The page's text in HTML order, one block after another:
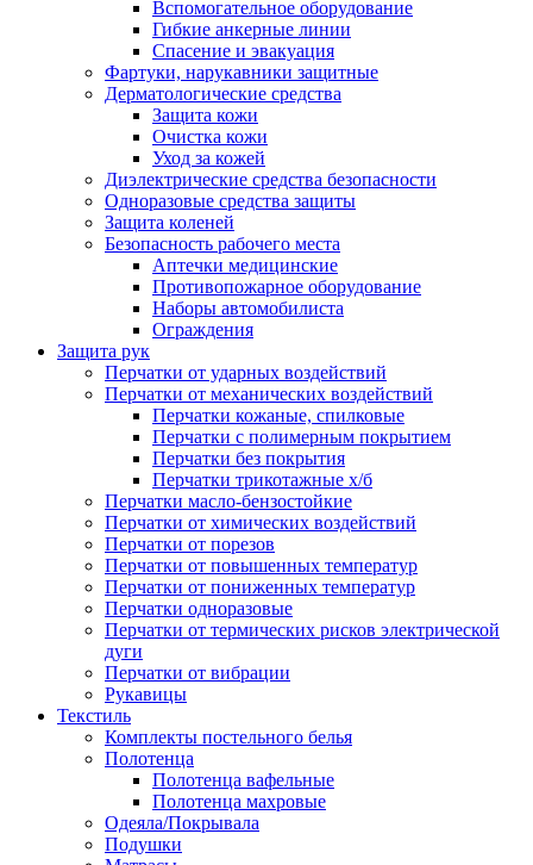
Вспомогательное оборудование
Гибкие анкерные линии
Спасение и эвакуация
Фартуки, нарукавники защитные
Дерматологические средства
Защита кожи
Очистка кожи
Уход за кожей
Диэлектрические средства безопасности
Одноразовые средства защиты
Защита коленей
Безопасность рабочего места
Аптечки медицинские
Противопожарное оборудование
Наборы автомобилиста
Ограждения
Защита рук
Перчатки от ударных воздействий
Перчатки от механических воздействий
Перчатки кожаные, спилковые
Перчатки с полимерным покрытием
Перчатки без покрытия
Перчатки трикотажные х/б
Перчатки масло-бензостойкие
Перчатки от химических воздействий
Перчатки от порезов
Перчатки от повышенных температур
Перчатки от пониженных температур
Перчатки одноразовые
Перчатки от термических рисков электрической
дуги
Перчатки от вибрации
Рукавицы
Текстиль
Комплекты постельного белья
Полотенца
Полотенца вафельные
Полотенца махровые
Одеяла/Покрывала
Подушки